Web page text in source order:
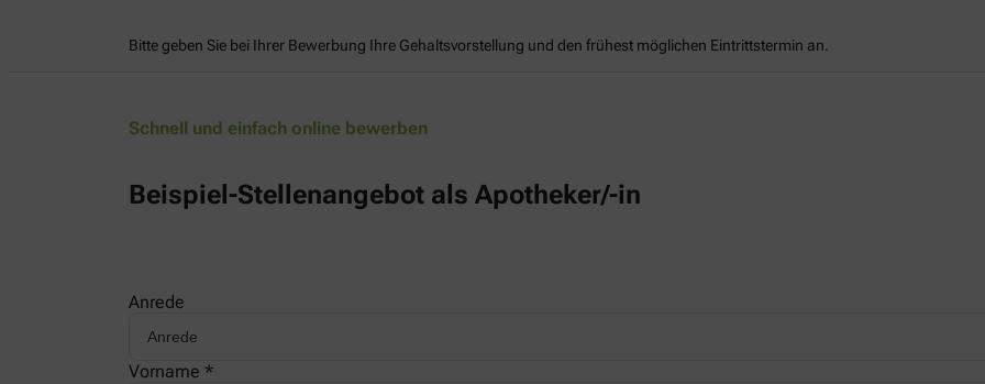
Bitte geben Sie bei Ihrer Bewerbung Ihre Gehaltsvorstellung und den frühest möglichen Eintrittstermin an.
Schnell und einfach online bewerben
Beispiel-Stellenangebot als Apotheker/-in
Anrede
Vorname *